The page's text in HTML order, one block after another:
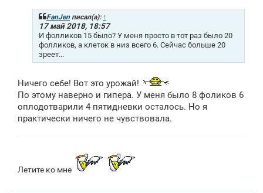
FanJenписал(а): ↑
17 май 2018, 18:57
И фолликов 15 было? У меня просто в тот раз было 20
фолликов, а клеток в низ всего 6. Сейчас больше 20
зреет...
Ничего себе! Вот это урожай!
По этому наверно и гипера. У меня было 8 фоликов 6
оплодотварили 4 пятидневки осталось. Но я
практически ничего не чувствовала.
Летите ко мне